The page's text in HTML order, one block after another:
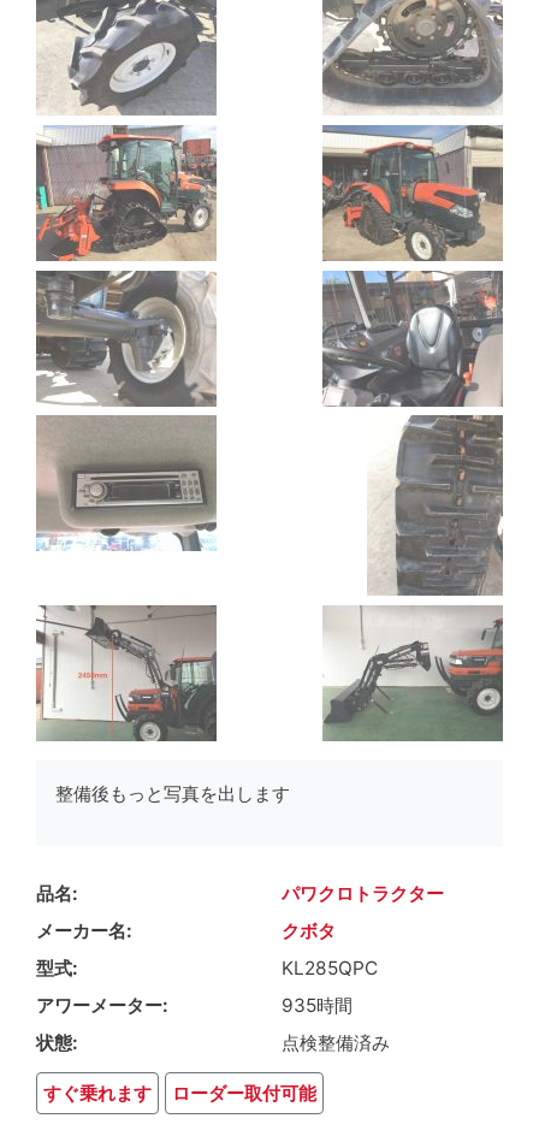
整備後もっと写真を出します
品名
パワクロトラクター
メーカー名
クボタ
型式
KL285QPC
アワーメーター
935時間
状態
点検整備済み
すぐ乗れます ローダー取付可能